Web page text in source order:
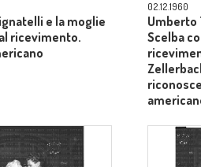
e la moglie
ricevimento.
02.12.1960
Umberto
Scelba